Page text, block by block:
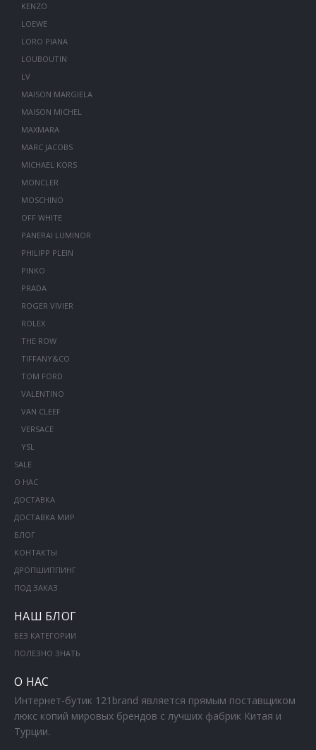
KENZO
LOEWE
LORO PIANA
LOUBOUTIN
LV
MAISON MARGIELA
MAISON MICHEL
MAXMARA
MARC JACOBS
MICHAEL KORS
MONCLER
MOSCHINO
OFF WHITE
PANERAI LUMINOR
PHILIPP PLEIN
PINKO
PRADA
ROGER VIVIER
ROLEX
THE ROW
TIFFANY&CO
TOM FORD
VALENTINO
VAN CLEEF
VERSACE
YSL
SALE
О НАС
ДОСТАВКА
ДОСТАВКА МИР
БЛОГ
КОНТАКТЫ
ДРОПШИППИНГ
ПОД ЗАКАЗ
НАШ БЛОГ
БЕЗ КАТЕГОРИИ
ПОЛЕЗНО ЗНАТЬ
О НАС
Интернет-бутик 121brand является прямым поставщиком
люкс копий мировых брендов с лучших фабрик Китая и
Турции.